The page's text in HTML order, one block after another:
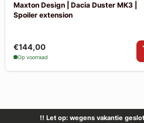
Maxton Design | Dacia Duster MK3 |
Spoiler extension
€144,00
Op voorraad
!! Let op: wegens vakantie